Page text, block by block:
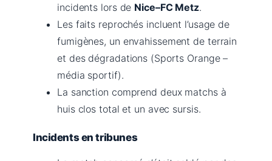
incidents lors de Nice–FC Metz.
Les faits reprochés incluent l’usage de
fumigènes, un envahissement de terrain
et des dégradations (Sports Orange –
média sportif).
La sanction comprend deux matchs à
huis clos total et un avec sursis.
Incidents en tribunes